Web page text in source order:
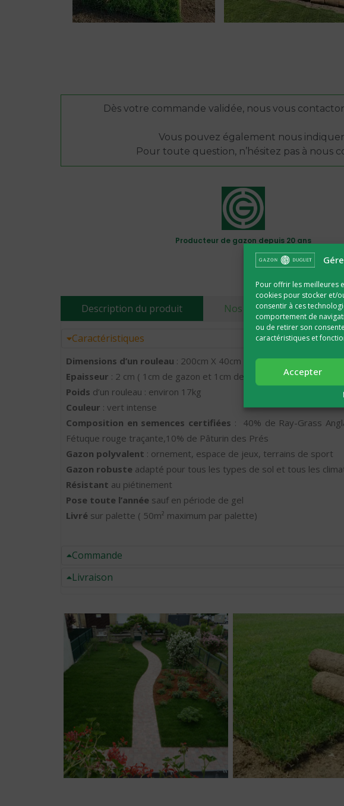
Pour offrir les meilleures
cookies pour stocker et/
consentir à ces
comportement de
ou de retirer son
caractéristiques et
Accepter
Dès votre commande validée, nous vous
Vous pouvez également nous
Pour toute question, n’hésitez pas à nous
Producteur de gazon depuis 20 ans
Description du produit Nos points forts
Caractéristiques
Dimensions d’un rouleau : 200cm X 40cm (0,80m²)
Epaisseur : 2 cm ( 1cm de gazon et 1cm de terre végétale)
Poids d’un rouleau : environ 17kg
Couleur : vert intense
Composition en semences certifiées : 40% de Ray-Grass
Fétuque rouge traçante,10% de Pâturin des Prés
Gazon polyvalent : ornement, espace de jeux, terrains de sport
Gazon robuste adapté pour tous les types de sol et tous les
Résistant au piétinement
Pose toute l’année sauf en période de gel
Livré sur palette ( 50m² maximum par palette)
Commande
Livraison